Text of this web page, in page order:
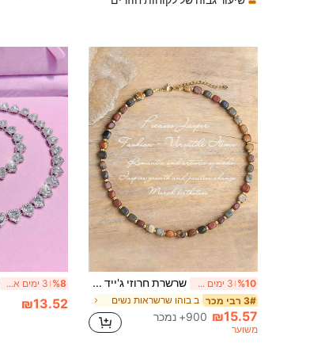
%10 3 ימים אחרונים שרשרת חרוזי ג'ייד פיקאסו, עיצוב חדש - מתנה פשוטה ומתכווננת ליום הולדת, אסתטית
3# רבי מכר ב בוהו שרשראות נשים
₪15.57 900+ נמכר
משוער
%8 3 ימים אחרונים
₪13.52